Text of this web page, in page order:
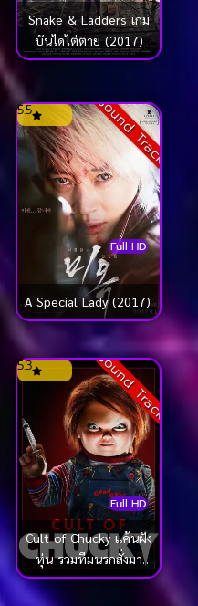
Snake & Ladders เกม
บันไดไต่ตาย (2017)
Sound Track
Full HD
5.5
A Special Lady (2017)
Sound Track
Full HD
5.3
Cult of Chucky แค้นฝัง
หุ่น รวมทีมนรกสั่งมา
เชือด (2017)